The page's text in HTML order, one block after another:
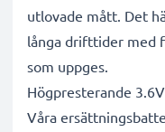
utlovade mått. Det
långa drifttider med
som uppges.
Högpresterande
Våra